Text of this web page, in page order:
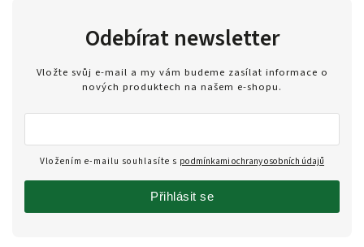
Odebírat newsletter
Vložte svůj e-mail a my vám budeme zasílat informace o
nových produktech na našem e-shopu.
Vložením e-mailu souhlasíte s podmínkami ochrany osobních údajů
Přihlásit se